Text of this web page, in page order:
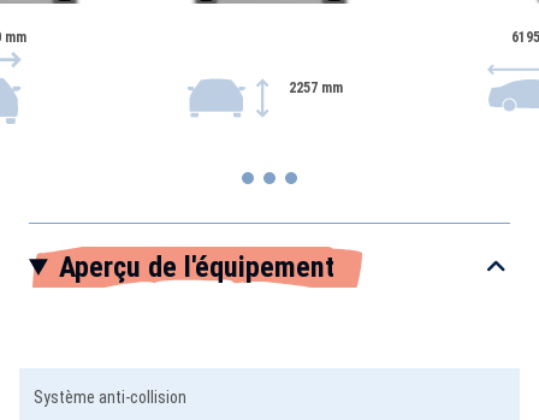
mm
2257 mm
Aperçu de l'équipement
Système anti-collision